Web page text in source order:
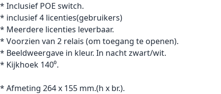
* Inclusief POE switch.
* inclusief 4 licenties(gebruikers)
* Meerdere licenties leverbaar.
* Voorzien van 2 relais (om toegang te openen).
* Beeldweergave in kleur. In nacht zwart/wit.
* Kijkhoek 140⁰.
* Afmeting 264 x 155 mm.(h x br.).